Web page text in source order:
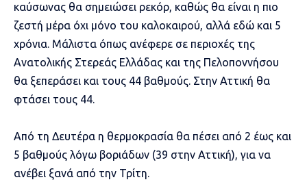
καύσωνας θα σημειώσει ρεκόρ, καθώς θα είναι η πιο
ζεστή μέρα όχι μόνο του καλοκαιρού, αλλά εδώ και 5
χρόνια. Μάλιστα όπως ανέφερε σε περιοχές της
Ανατολικής Στερεάς Ελλάδας και της Πελοποννήσου
θα ξεπεράσει και τους 44 βαθμούς. Στην Αττική θα
φτάσει τους 44.
Από τη Δευτέρα η θερμοκρασία θα πέσει από 2 έως και
5 βαθμούς λόγω βοριάδων (39 στην Αττική), για να
ανέβει ξανά από την Τρίτη.